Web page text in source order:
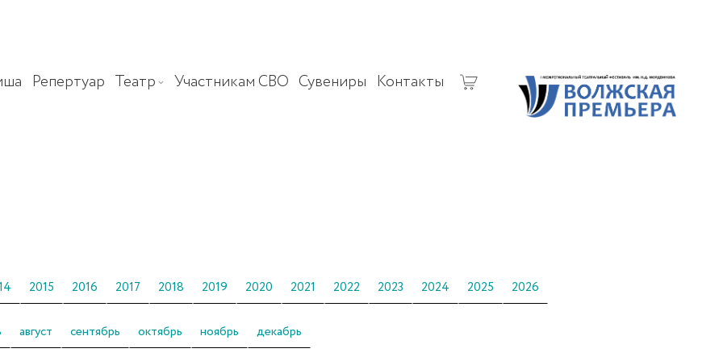
Репертуар Театр Участникам СВО Сувениры Контакты
2015 2016 2017 2018 2019 2020 2021 2022 2023 2024 2025 2026
август сентябрь октябрь ноябрь декабрь